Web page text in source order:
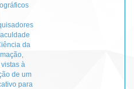
da
à
de um
para